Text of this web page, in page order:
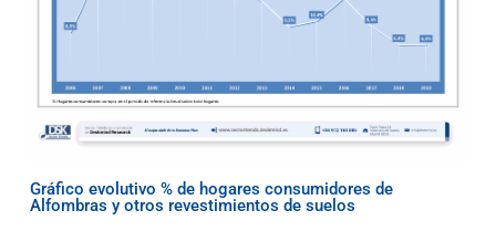
Gráfico evolutivo % de hogares consumidores de
Alfombras y otros revestimientos de suelos